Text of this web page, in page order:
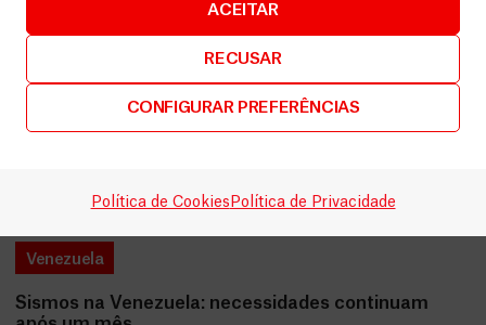
ACEITAR
RECUSAR
CONFIGURAR PREFERÊNCIAS
Política de Cookies Política de Privacidade
Venezuela
Sismos na Venezuela: necessidades continuam